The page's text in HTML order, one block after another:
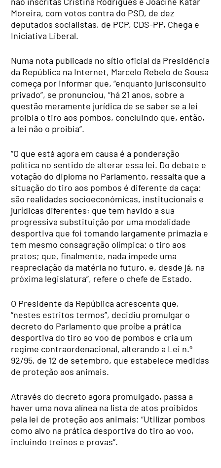
Moreira, com votos contra do PSD, de dez
deputados socialistas, de PCP, CDS-PP, Chega e
Iniciativa Liberal.
Numa nota publicada no sítio oficial da Presidência
da República na Internet, Marcelo Rebelo de Sousa
começa por informar que, “enquanto jurisconsulto
privado”, se pronunciou, “há 21 anos, sobre a
questão meramente jurídica de se saber se a lei
proibia o tiro aos pombos, concluindo que, então,
a lei não o proibia”.
“O que está agora em causa é a ponderação
política no sentido de alterar essa lei. Do debate e
votação do diploma no Parlamento, ressalta que a
situação do tiro aos pombos é diferente da caça:
são realidades socioeconómicas, institucionais e
jurídicas diferentes; que tem havido a sua
progressiva substituição por uma modalidade
desportiva que foi tomando largamente primazia e
tem mesmo consagração olímpica: o tiro aos
pratos; que, finalmente, nada impede uma
reapreciação da matéria no futuro, e, desde já, na
próxima legislatura”, refere o chefe de Estado.
O Presidente da República acrescenta que,
“nestes estritos termos”, decidiu promulgar o
decreto do Parlamento que proíbe a prática
desportiva do tiro ao voo de pombos e cria um
regime contraordenacional, alterando a Lei n.º
92/95, de 12 de setembro, que estabelece medidas
de proteção aos animais.
Através do decreto agora promulgado, passa a
haver uma nova alínea na lista de atos proibidos
pela lei de proteção aos animais: “Utilizar pombos
como alvo na prática desportiva do tiro ao voo,
incluindo treinos e provas”.